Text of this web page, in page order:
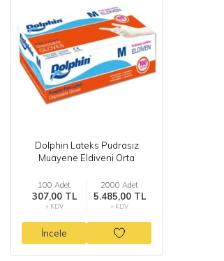
Dolphin Lateks Pudrasız
Muayene Eldiveni Orta
100 Adet
307,00 TL
+ KDV
2000 Adet
5.485,00 TL
+ KDV
İncele